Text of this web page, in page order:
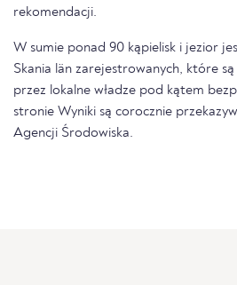
rekomendacji.
W sumie ponad 90 kąpielisk i jezior
Skania län zarejestrowanych, które
przez lokalne władze pod kątem
stronie Wyniki są corocznie
Agencji Środowiska.